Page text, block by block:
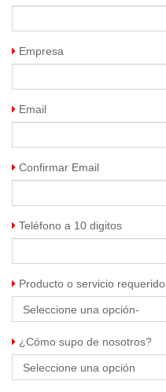
Empresa
Email
Confirmar Email
Teléfono a 10 digitos
Producto o servicio requerido
Seleccione una opción-
¿Cómo supo de nosotros?
Seleccione una opción